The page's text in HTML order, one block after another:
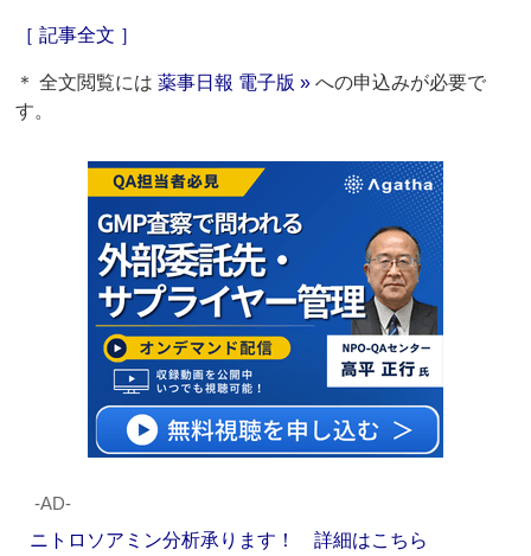
［ 記事全文 ］
＊ 全文閲覧には薬事日報 電子版 » への申込みが必要で
す。
‐AD‐
ニトロソアミン分析承ります！ 詳細はこちら